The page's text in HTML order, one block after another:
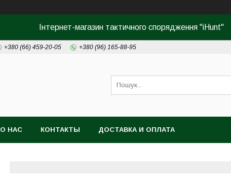
Інтернет-магазин тактичного спорядження "iHunt"
+380 (66) 459-20-05 +380 (96) 165-88-95
О НАС КОНТАКТЫ ДОСТАВКА И ОПЛАТА